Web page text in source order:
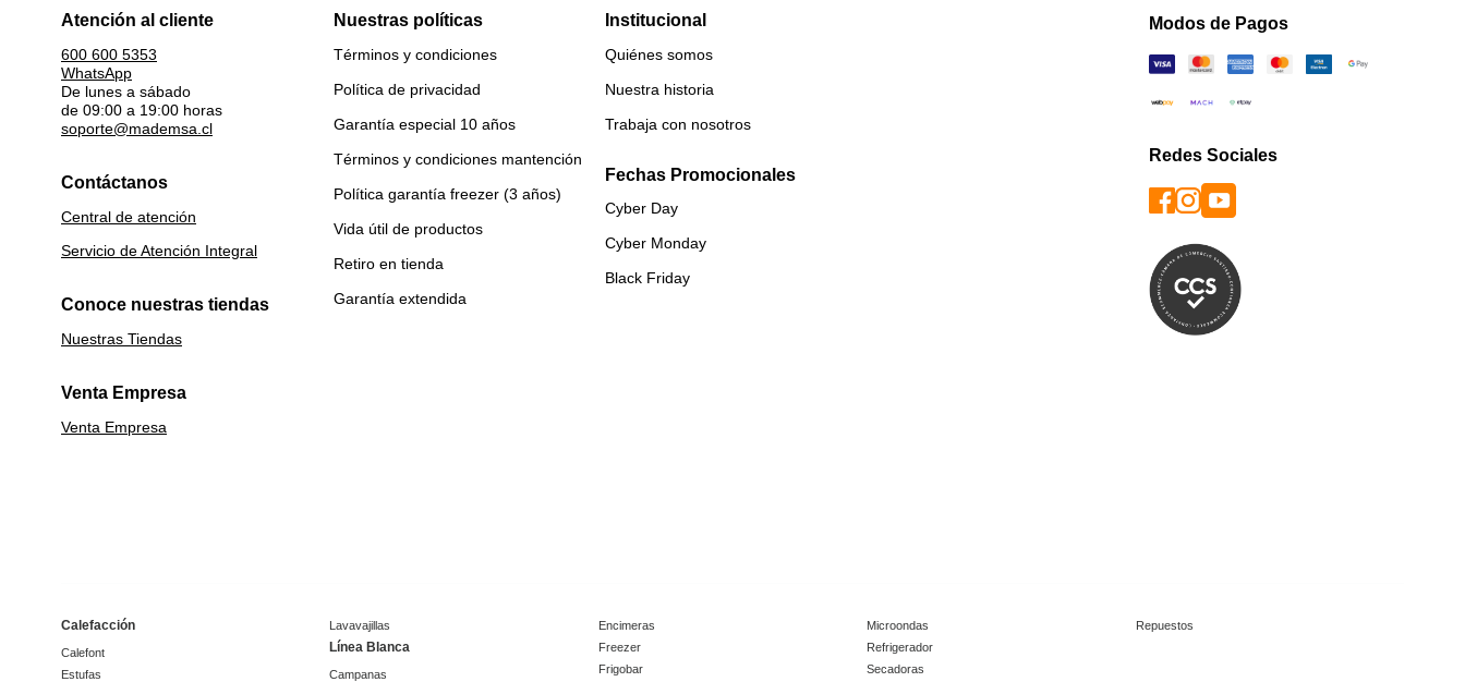
Atención al cliente
600 600 5353
WhatsApp
De lunes a sábado
de 09:00 a 19:00 horas
soporte@mademsa.cl
Contáctanos
Central de atención
Servicio de Atención Integral
Conoce nuestras tiendas
Nuestras Tiendas
Venta Empresa
Venta Empresa
Nuestras políticas
Términos y condiciones
Política de privacidad
Garantía especial 10 años
Términos y condiciones mantención
Política garantía freezer (3 años)
Vida útil de productos
Retiro en tienda
Garantía extendida
Institucional
Quiénes somos
Nuestra historia
Trabaja con nosotros
Fechas Promocionales
Cyber Day
Cyber Monday
Black Friday
Modos de Pagos
Redes Sociales
Calefacción
Calefont
Estufas
Lavavajillas
Línea Blanca
Campanas
Encimeras
Freezer
Frigobar
Microondas
Refrigerador
Secadoras
Repuestos